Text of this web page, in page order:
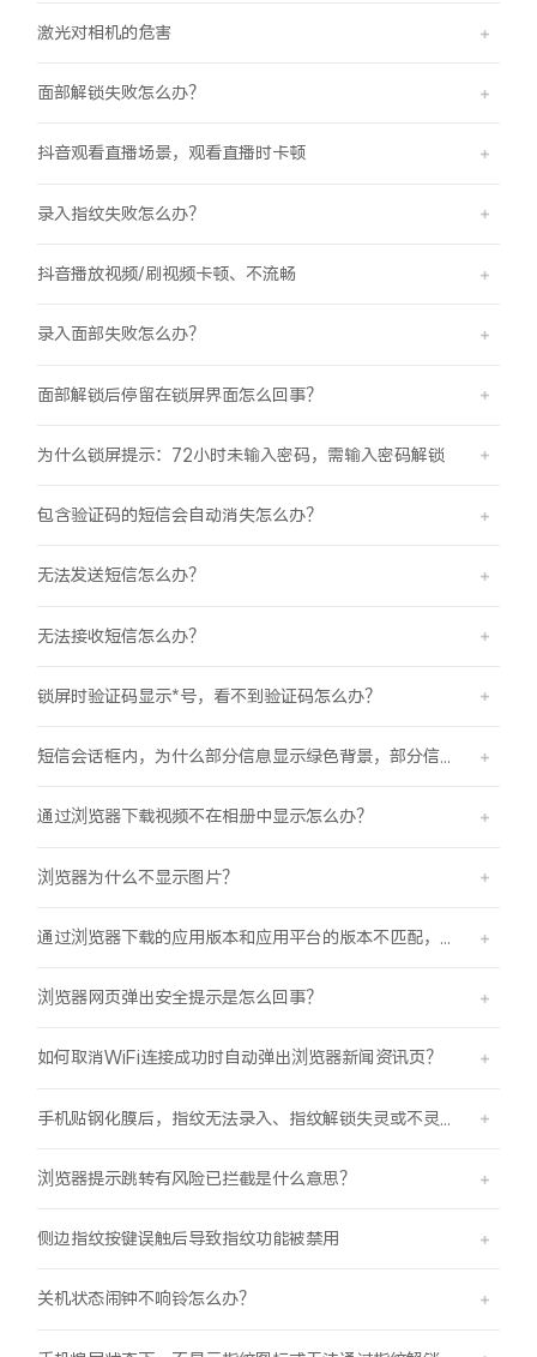
激光对相机的危害
面部解锁失败怎么办？
抖音观看直播场景，观看直播时卡顿
录入指纹失败怎么办？
抖音播放视频/刷视频卡顿、不流畅
录入面部失败怎么办？
面部解锁后停留在锁屏界面怎么回事？
为什么锁屏提示：72小时未输入密码，需输入密码解锁
包含验证码的短信会自动消失怎么办？
无法发送短信怎么办？
无法接收短信怎么办？
锁屏时验证码显示*号，看不到验证码怎么办？
通过浏览器下载视频不在相册中显示怎么办？
浏览器为什么不显示图片？
浏览器网页弹出安全提示是怎么回事？
如何取消WiFi连接成功时自动弹出浏览器新闻资讯页？
浏览器提示跳转有风险已拦截是什么意思？
侧边指纹按键误触后导致指纹功能被禁用
关机状态闹钟不响铃怎么办？